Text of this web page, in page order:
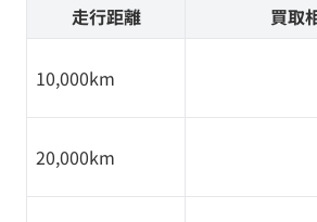
走行距離 買取
10,000km
20,000km